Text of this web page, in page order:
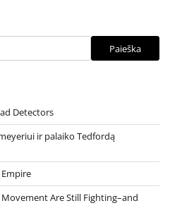
Paieška
Detectors
ir palaiko Tedfordą
Are Still Fighting–and